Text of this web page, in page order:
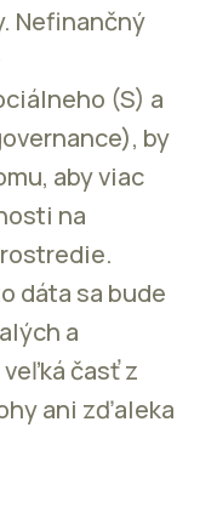
Nefinančný
(S) a
by
aby viac
na
dáta sa bude
a
časť z
ani zďaleka